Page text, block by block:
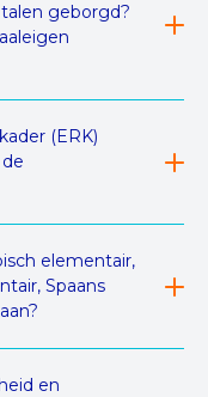
geborgd?
(ERK)
elementair,
Spaans
en